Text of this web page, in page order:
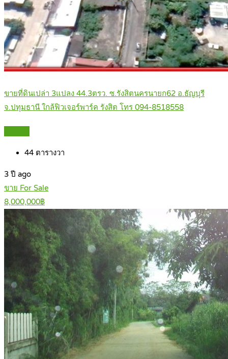
ขายที่ดินเปล่า 3แปลง 44.3ตรว. ซ.รังสิตนครนายก62 อ.ธัญบุรี
จ.ปทุมธานี ใกล้ฟิวเจอร์พาร์ค รังสิต โทร 094-8518558
44 ตารางวา
3 ปี ago
ขาย For Sale
8,000,000฿